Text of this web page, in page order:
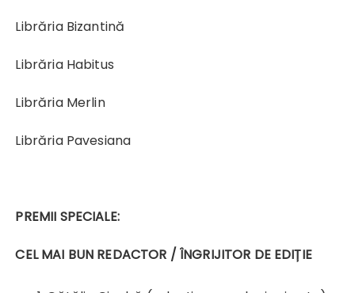
Librăria Bizantină
Librăria Habitus
Librăria Merlin
Librăria Pavesiana
PREMII SPECIALE:
CEL MAI BUN REDACTOR / ÎNGRIJITOR DE EDIȚIE